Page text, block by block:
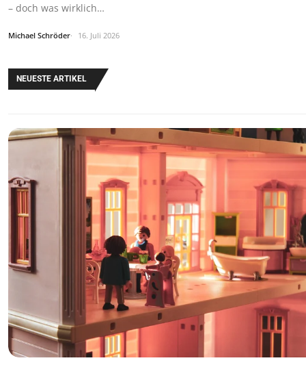
– doch was wirklich…
Michael Schröder 16. Juli 2026
NEUESTE ARTIKEL